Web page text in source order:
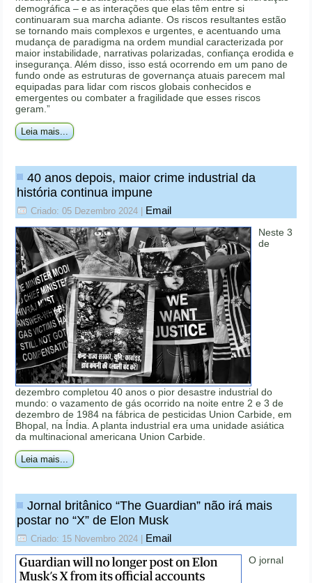
demográfica – e as interações que elas têm entre si
continuaram sua marcha adiante. Os riscos resultantes estão
se tornando mais complexos e urgentes, e acentuando uma
mudança de paradigma na ordem mundial caracterizada por
maior instabilidade, narrativas polarizadas, confiança erodida e
insegurança. Além disso, isso está ocorrendo em um pano de
fundo onde as estruturas de governança atuais parecem mal
equipadas para lidar com riscos globais conhecidos e
emergentes ou combater a fragilidade que esses riscos
geram.”
Leia mais...
40 anos depois, maior crime industrial da
história continua impune
Criado: 05 Dezembro 2024 | Email
Neste 3
de
dezembro completou 40 anos o pior desastre industrial do
mundo: o vazamento de gás ocorrido na noite entre 2 e 3 de
dezembro de 1984 na fábrica de pesticidas Union Carbide, em
Bhopal, na Índia. A planta industrial era uma unidade asiática
da multinacional americana Union Carbide.
Leia mais...
Jornal britânico “The Guardian” não irá mais
postar no “X” de Elon Musk
Criado: 15 Novembro 2024 Email
O jornal